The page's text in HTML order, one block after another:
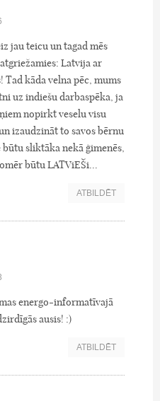
jau teicu un tagad mēs
Latvija ar
kāda velna pēc, mums
uz indiešu darbaspēka, ja
nopirkt veselu visu
izaudzināt to savos bērnu
sliktāka nekā ģimenēs,
būtu LATViEŠi...
ATBILDĒT
energo-informatīvajā
ausis! :)
ATBILDĒT